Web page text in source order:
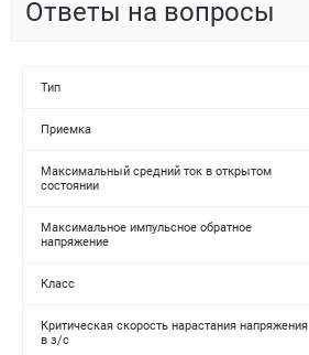
Ответы на вопросы
Тип
Приемка
Максимальный средний ток в открытом
состоянии
Максимальное импульсное обратное
напряжение
Класс
Критическая скорость нарастания напряжения
в з/с